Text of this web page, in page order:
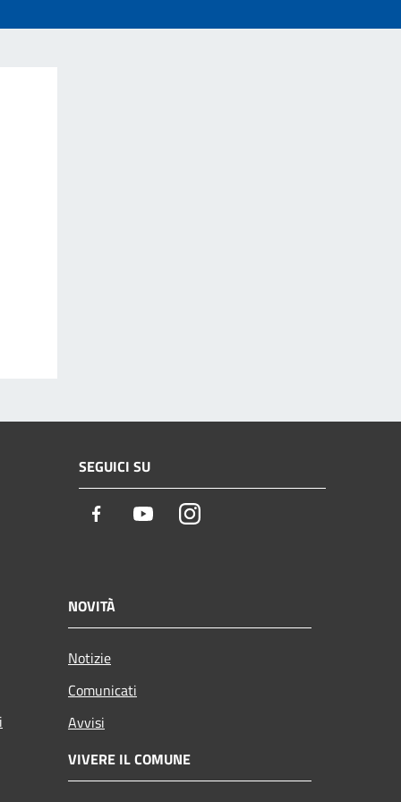
SEGUICI SU
Facebook YoutubeInstagram
NOVITÀ
Notizie
Comunicati
Avvisi
VIVERE IL COMUNE